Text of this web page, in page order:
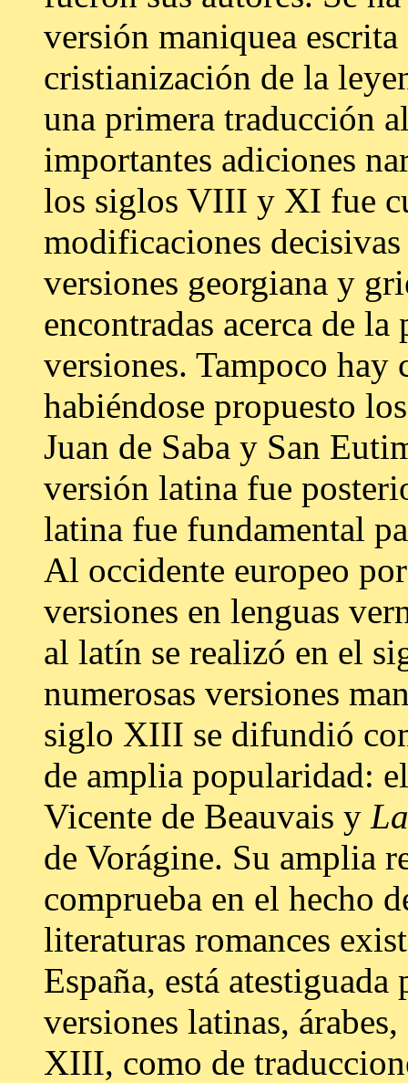
versión maniquea
cristianización de la
una primera traducción
importantes adiciones
los siglos VIII y XI fue
modificaciones
versiones georgiana y
encontradas acerca de
versiones. Tampoco hay
habiéndose propuesto
Juan de Saba y San
versión latina fue
latina fue fundamental
Al occidente europeo
versiones en lenguas
al latín se realizó en el
numerosas versiones
siglo XIII se difundió
de amplia popularidad:
Vicente de Beauvais y
de Vorágine. Su amplia
comprueba en el hecho
literaturas romances
España, está
versiones latinas,
XIII, como de